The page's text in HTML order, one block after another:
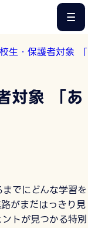
生・保護者対象
対象 「あ
でにどんな学習を
がまだはっきり見
トが見つかる特別